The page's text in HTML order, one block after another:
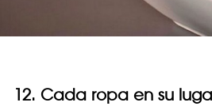
12. Cada ropa en su